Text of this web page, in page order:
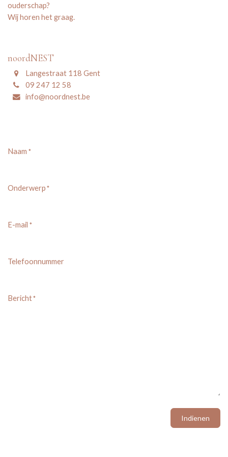
ouderschap?
Wij horen het graag.
noordNEST
Langestraat 118 Gent
09 247 12 58
info@noordnest.be
Naam *
Onderwerp *
E-mail *
Telefoonnummer
Bericht*
Indienen